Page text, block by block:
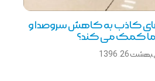
های کاذب به کاهش سروصدا و
کمک می کند؟
26, 1396